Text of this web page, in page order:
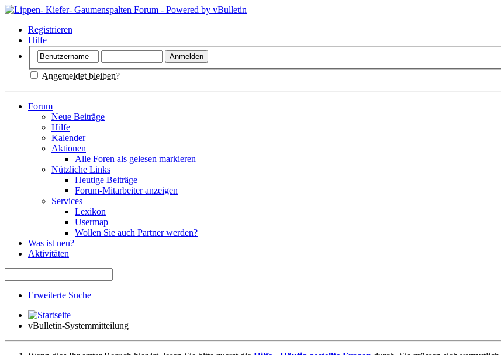
Registrieren
Hilfe
Angemeldet bleiben?
Forum
Neue Beiträge
Hilfe
Kalender
Aktionen
Alle Foren als gelesen markieren
Nützliche Links
Heutige Beiträge
Forum-Mitarbeiter anzeigen
Services
Lexikon
Usermap
Wollen Sie auch Partner werden?
Was ist neu?
Aktivitäten
Erweiterte Suche
vBulletin-Systemmitteilung